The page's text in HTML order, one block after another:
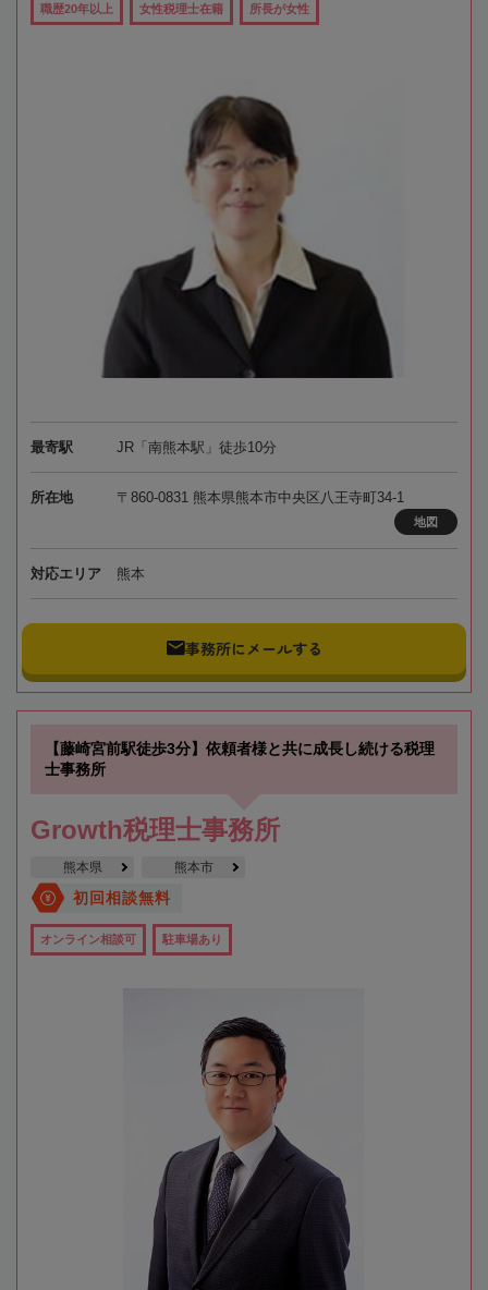
職歴20年以上 女性税理士在籍 所長が女性
最寄駅 JR「南熊本駅」徒歩10分
所在地 〒860-0831 熊本県熊本市中央区八王寺町34-1
地図
対応エリア 熊本
事務所にメールする
【藤崎宮前駅徒歩3分】依頼者様と共に成長し続ける税理
士事務所
Growth税理士事務所
熊本県 熊本市
初回相談無料
オンライン相談可 駐車場あり